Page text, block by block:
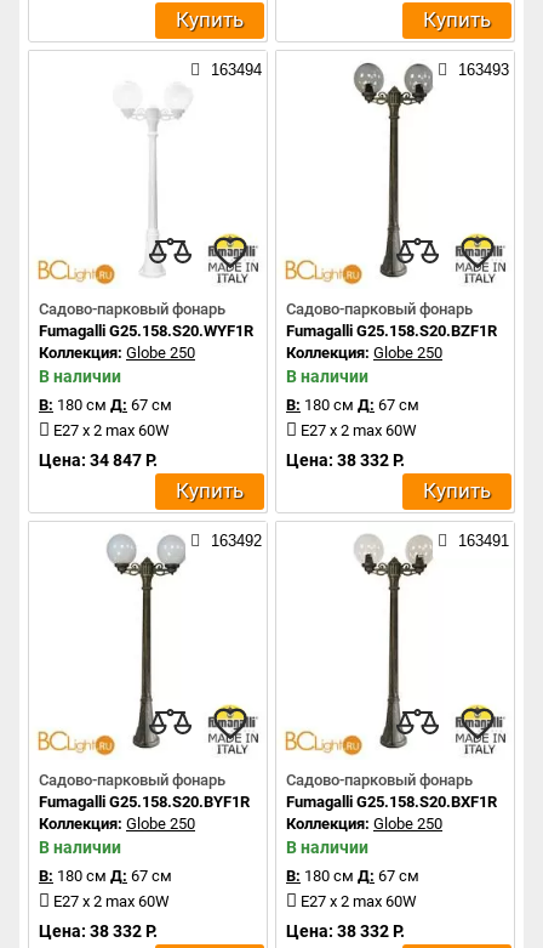
Купить Купить
163494
Садово-парковый фонарь
Fumagalli G25.158.S20.WYF1R
Коллекция: Globe 250
В наличии
В: 180 см Д: 67 см
E27 x 2 max 60W
Цена: 34 847 Р.
Купить
163493
Садово-парковый фонарь
Fumagalli G25.158.S20.BZF1R
Коллекция: Globe 250
В наличии
В: 180 см Д: 67 см
E27 x 2 max 60W
Цена: 38 332 Р.
Купить
163492
Садово-парковый фонарь
Fumagalli G25.158.S20.BYF1R
Коллекция: Globe 250
В наличии
В: 180 см Д: 67 см
E27 x 2 max 60W
Цена: 38 332 Р.
163491
Садово-парковый фонарь
Fumagalli G25.158.S20.BXF1R
Коллекция: Globe 250
В наличии
В: 180 см Д: 67 см
E27 x 2 max 60W
Цена: 38 332 Р.